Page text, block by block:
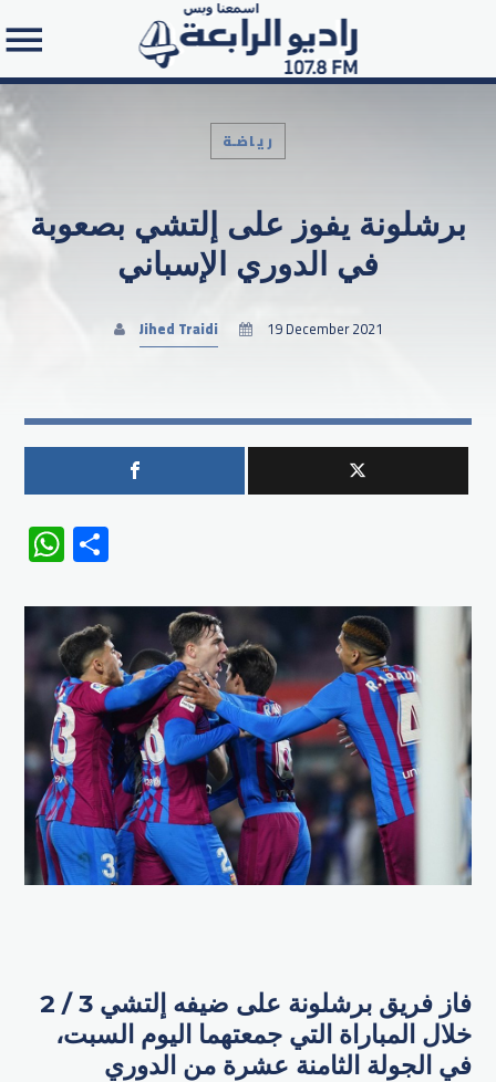
Search in the website:
رياضـة
برشلونة يفوز على إلتشي بصعوبة
في الدوري الإسباني
Jihed Traidi 19 December 2021
WhatsApp
فاز فريق برشلونة على ضيفه إلتشي 3 / 2
خلال المباراة التي جمعتهما اليوم السبت،
في الجولة الثامنة عشرة من الدوري